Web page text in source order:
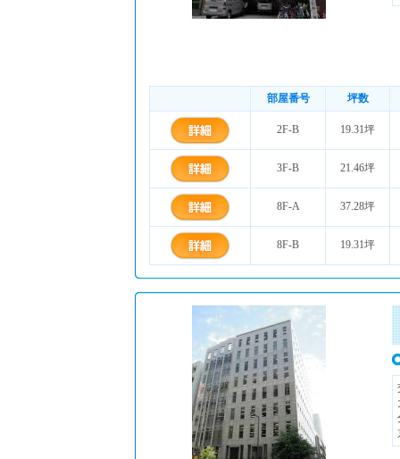
部屋番号 坪数
2F-B 19.31坪
3F-B 21.46坪
8F-A 37.28坪
8F-B 19.31坪